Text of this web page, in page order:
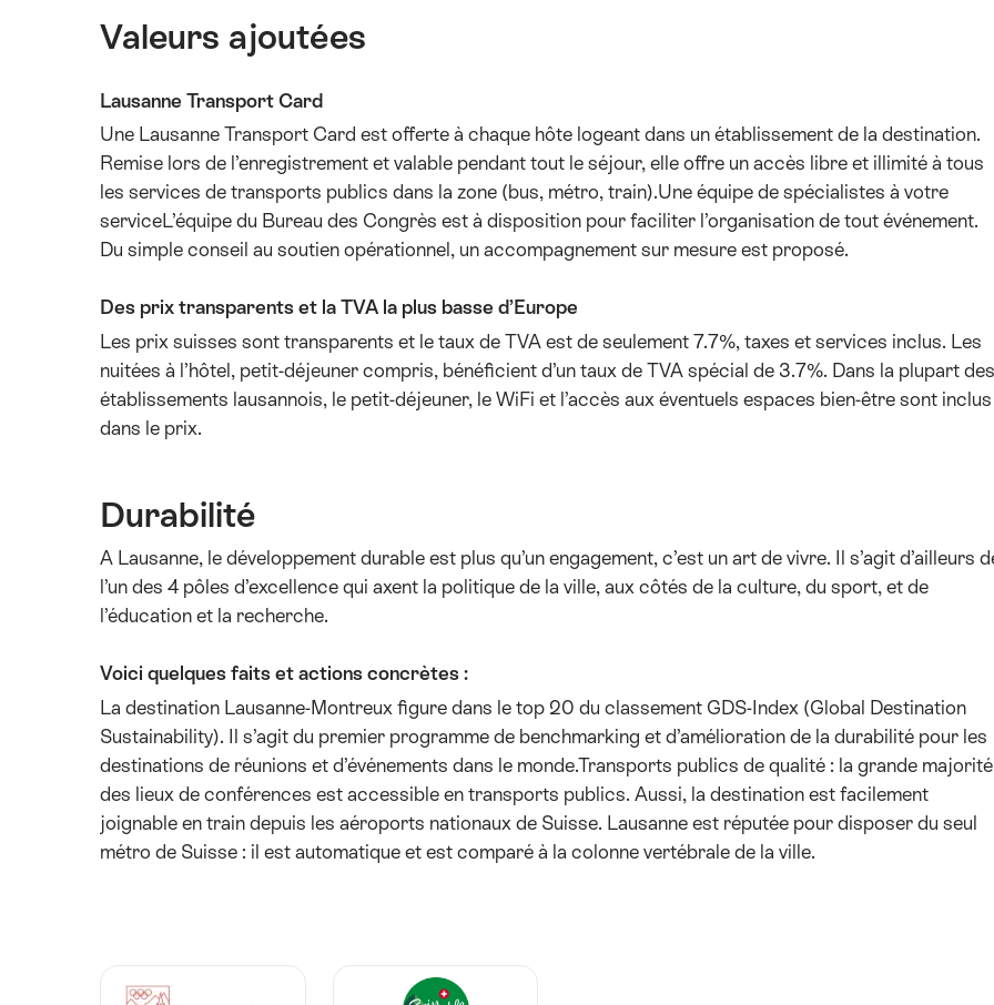
Valeurs ajoutées
Lausanne Transport Card
Une Lausanne Transport Card est offerte à chaque hôte logeant dans un établissement de la destination.
Remise lors de l’enregistrement et valable pendant tout le séjour, elle offre un accès libre et illimité à tous
les services de transports publics dans la zone (bus, métro, train).Une équipe de spécialistes à votre
serviceL’équipe du Bureau des Congrès est à disposition pour faciliter l’organisation de tout événement.
Du simple conseil au soutien opérationnel, un accompagnement sur mesure est proposé.
Des prix transparents et la TVA la plus basse d’Europe
Les prix suisses sont transparents et le taux de TVA est de seulement 7.7%, taxes et services inclus. Les
nuitées à l’hôtel, petit-déjeuner compris, bénéficient d’un taux de TVA spécial de 3.7%. Dans la plupart des
établissements lausannois, le petit-déjeuner, le WiFi et l’accès aux éventuels espaces bien-être sont inclus
dans le prix.
Durabilité
A Lausanne, le développement durable est plus qu’un engagement, c’est un art de vivre. Il s’agit d’ailleurs
l’un des 4 pôles d’excellence qui axent la politique de la ville, aux côtés de la culture, du sport, et de
l’éducation et la recherche.
Voici quelques faits et actions concrètes :
La destination Lausanne-Montreux figure dans le top 20 du classement GDS-Index (Global Destination
Sustainability). Il s’agit du premier programme de benchmarking et d’amélioration de la durabilité pour les
destinations de réunions et d’événements dans le monde.Transports publics de qualité : la grande majorité
des lieux de conférences est accessible en transports publics. Aussi, la destination est facilement
joignable en train depuis les aéroports nationaux de Suisse. Lausanne est réputée pour disposer du seul
métro de Suisse : il est automatique et est comparé à la colonne vertébrale de la ville.